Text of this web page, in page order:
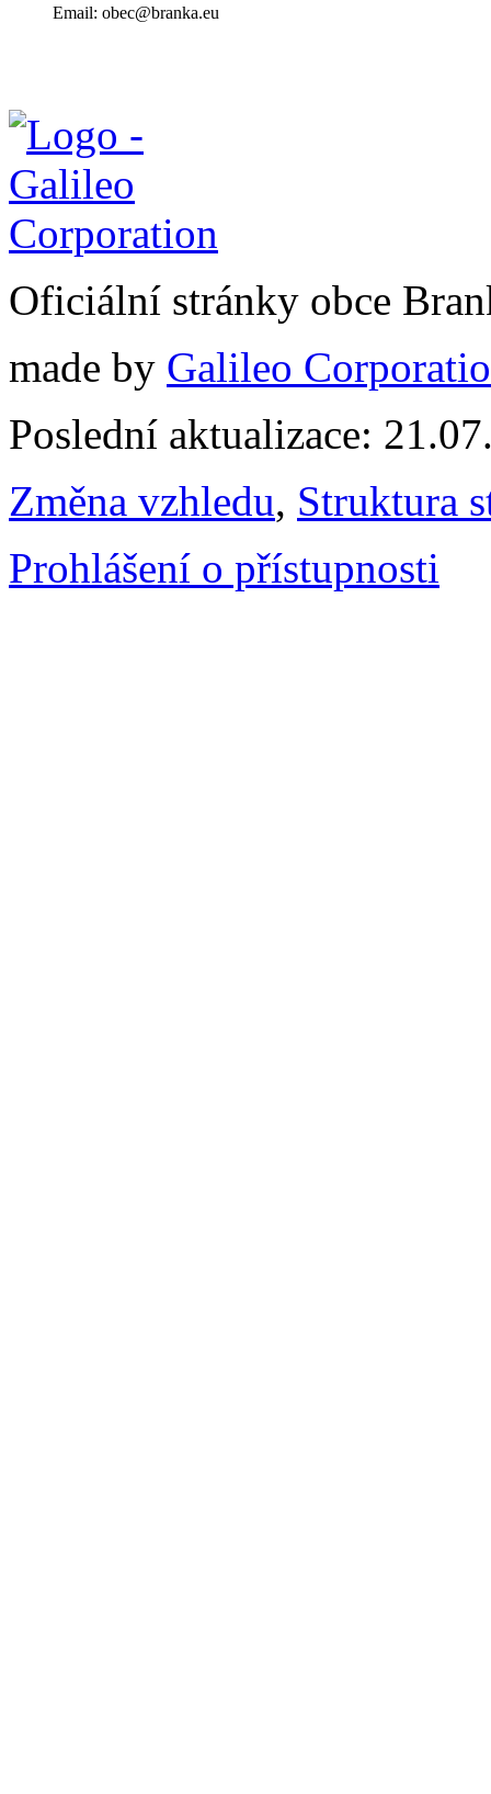
Email: obec@branka.eu
Oficiální stránky obce
made by Galileo
Poslední aktualizace:
Změna vzhledu, Struktura
Prohlášení o přístupnosti